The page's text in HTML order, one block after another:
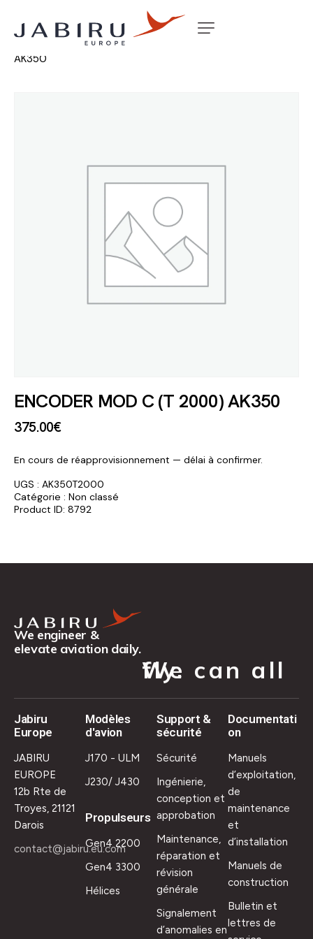
Accueil Non classé
AK350
ENCODER MOD C (T 2000) AK350
375.00€
En cours de réapprovisionnement — délai à confirmer.
UGS : AK350T2000
Catégorie : Non classé
Product ID: 8792
We engineer &
elevate aviation daily.
We can all fly.
Jabiru
Europe
JABIRU
EUROPE
12b Rte de
Troyes, 21121
Darois
contact@jabiru.eu.com
Modèles
d'avion
J170 - ULM
J230/ J430
Propulseurs
Gen4 2200
Gen4 3300
Hélices
Support &
sécurité
Sécurité
Ingénierie,
conception et
approbation
Maintenance,
réparation et
révision
générale
Signalement
d’anomalies en
Documentati
on
Manuels
d’exploitation,
de
maintenance
et
d’installation
Manuels de
construction
Bulletin et
lettres de